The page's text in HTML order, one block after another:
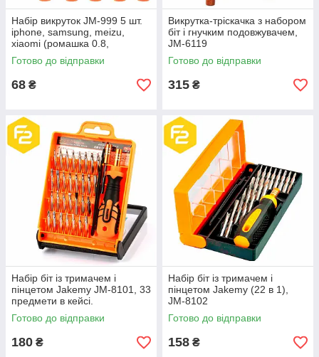
Набір викруток JM-999 5 шт.
iphone, samsung, meizu,
xiaomi (ромашка 0.8,
хрестова 2.0, мінус 2.0, T5,
T6)
Готово до відправки
68 ₴
Викрутка-тріскачка з набором
біт і гнучким подовжувачем,
JM-6119
Готово до відправки
315 ₴
Набір біт із тримачем і
пінцетом Jakemy JM-8101, 33
предмети в кейсі.
Готово до відправки
180 ₴
Набір біт із тримачем і
пінцетом Jakemy (22 в 1),
JM-8102
Готово до відправки
158 ₴